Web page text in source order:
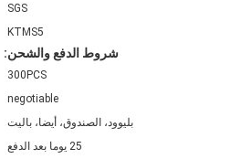
SGS
KTMS5
شروط الدفع والشحن:
300PCS
negotiable
بليوود، الصندوق، أيضا، باليت
25 يوما بعد الدفع